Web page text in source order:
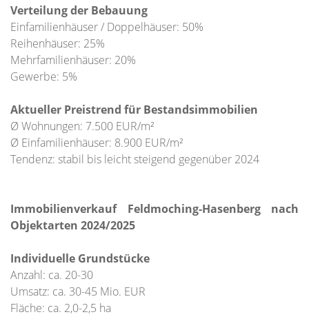
Verteilung der Bebauung
Einfamilienhäuser / Doppelhäuser: 50%
Reihenhäuser: 25%
Mehrfamilienhäuser: 20%
Gewerbe: 5%
Aktueller Preistrend für Bestandsimmobilien
Ø Wohnungen: 7.500 EUR/m²
Ø Einfamilienhäuser: 8.900 EUR/m²
Tendenz: stabil bis leicht steigend gegenüber 2024
Immobilienverkauf Feldmoching-Hasenberg nach
Objektarten 2024/2025
Individuelle Grundstücke
Anzahl: ca. 20-30
Umsatz: ca. 30-45 Mio. EUR
Fläche: ca. 2,0-2,5 ha